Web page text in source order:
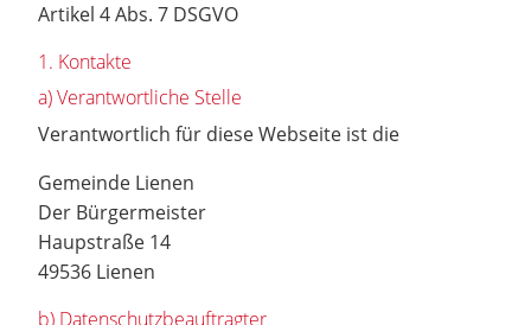
Artikel 4 Abs. 7 DSGVO
1. Kontakte
a) Verantwortliche Stelle
Verantwortlich für diese Webseite ist die
Gemeinde Lienen
Der Bürgermeister
Haupstraße 14
49536 Lienen
b) Datenschutzbeauftragter